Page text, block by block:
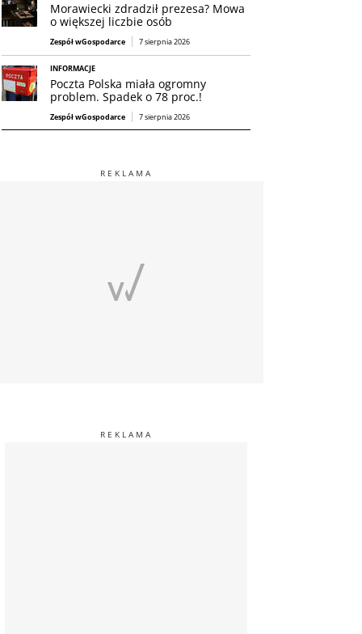
Morawiecki zdradził prezesa? Mowa
o większej liczbie osób
Zespół wGospodarce 7 sierpnia 2026
INFORMACJE
Poczta Polska miała ogromny
problem. Spadek o 78 proc.!
Zespół wGospodarce 7 sierpnia 2026